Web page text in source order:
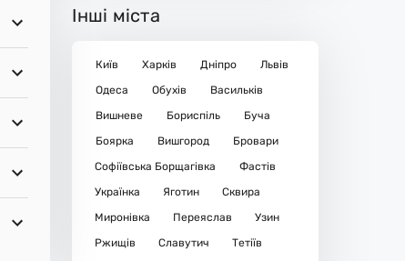
Інші міста
Київ Харків Дніпро
Львів
Одеса
Обухів
Васильків
Вишневе
Бориспіль
Буча
Боярка
Вишгород
Бровари
Софіївська Борщагівка
Фастів
Українка
Яготин
Сквира
Миронівка
Переяслав
Узин
Ржищів
Славутич
Тетіїв